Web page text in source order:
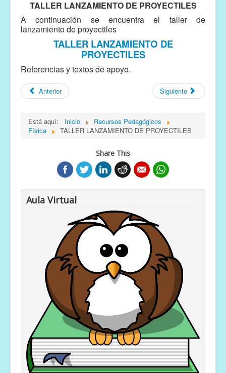
TALLER LANZAMIENTO DE PROYECTILES
A continuación se encuentra el taller de
lanzamiento de proyectiles
TALLER LANZAMIENTO DE
PROYECTILES
Referencias y textos de apoyo.
Anterior Siguiente
Está aquí: Inicio
Recursos Pedagógicos
Física
TALLER LANZAMIENTO DE PROYECTILES
Share This
Aula Virtual